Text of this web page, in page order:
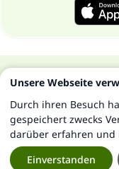
Über die
Alle Rechte
Unsere Webseite
Durch ihren Besuch
gespeichert zwecks
darüber erfahren und
Einverstanden